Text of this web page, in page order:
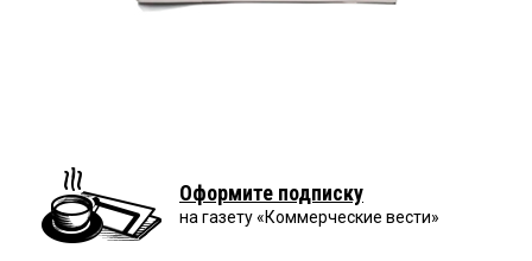
Оформите подписку
на газету «Коммерческие вести»